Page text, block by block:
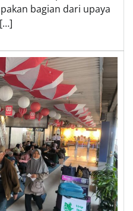
bagian dari upaya